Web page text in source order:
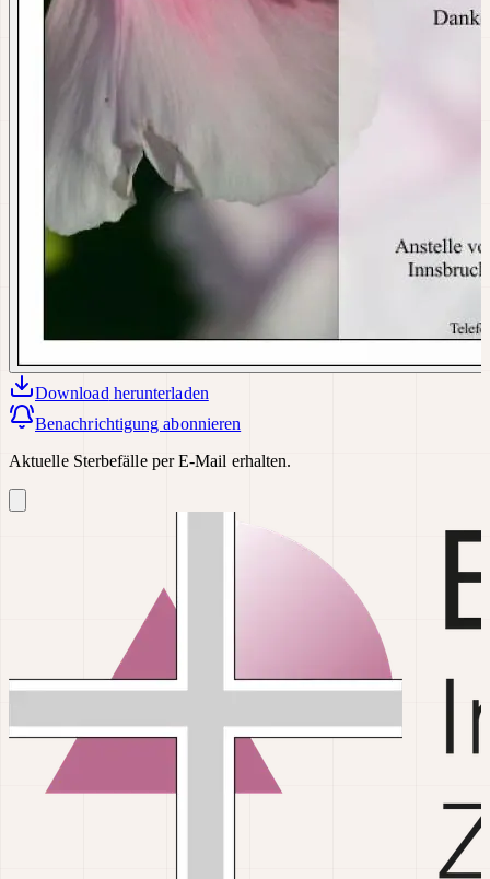
Download herunterladen
Benachrichtigung abonnieren
Aktuelle Sterbefälle per E-Mail erhalten.